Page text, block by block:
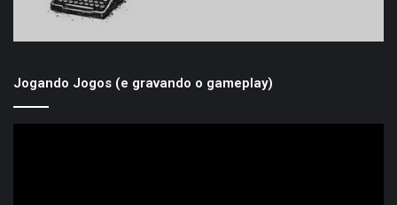
Jogando Jogos (e gravando o gameplay)